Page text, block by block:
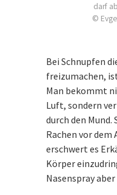
darf
©
Bei Schnupfen
freizumachen,
Man bekommt
Luft, sondern
durch den Mund.
Rachen vor dem
erschwert es
Körper
Nasenspray